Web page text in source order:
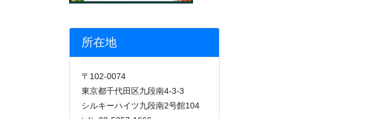
所在地
〒102-0074
東京都千代田区九段南4-3-3
シルキーハイツ九段南2号館104